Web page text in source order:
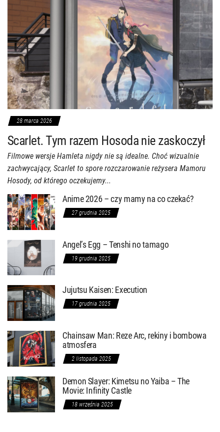
28 marca 2026
Scarlet. Tym razem Hosoda nie zaskoczył
Filmowe wersje Hamleta nigdy nie są idealne. Choć wizualnie
zachwycający, Scarlet to spore rozczarowanie reżysera Mamoru
Hosody, od którego oczekujemy...
Anime 2026 – czy mamy na co czekać?
27 grudnia 2025
Angel’s Egg – Tenshi no tamago
19 grudnia 2025
Jujutsu Kaisen: Execution
17 grudnia 2025
Chainsaw Man: Reze Arc, rekiny i bombowa
atmosfera
2 listopada 2025
Demon Slayer: Kimetsu no Yaiba – The
Movie: Infinity Castle
18 września 2025